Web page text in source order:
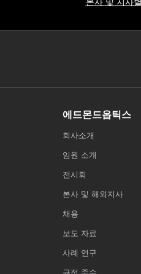
에드몬드옵틱스
회사소개
임원 소개
전시회
본사 및 해외지사
채용
보도 자료
사례 연구